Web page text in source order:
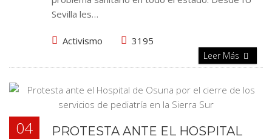
Sevilla les…
Activismo 3195
Leer Más
04
PROTESTA ANTE EL HOSPITAL